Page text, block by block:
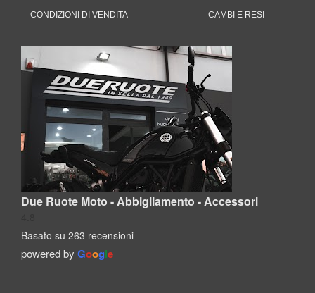
CONDIZIONI DI VENDITA CAMBI E RESI
Due Ruote Moto - Abbigliamento - Accessori
Basato su 263 recensioni
powered by Google